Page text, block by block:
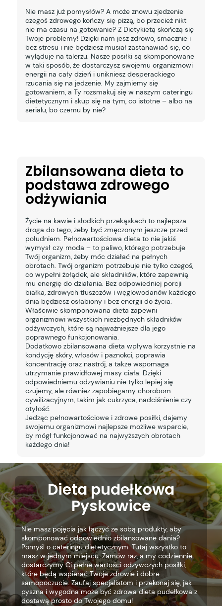
Nie masz już pomysłów? A może znowu zjedzenie
czegoś zdrowego kończy się pizzą, bo przecież nikt
nie ma czasu na gotowanie? Z Dietykietą skończą się
Twoje problemy! Dzięki nam jesz zdrowo, smacznie i
bez stresu i nie będziesz musiał zastanawiać się, co
wyląduje na talerzu. Nasze posiłki są skomponowane
w taki sposób, że dostarczysz swojemu organizmowi
energii na cały dzień i unikniesz desperackiego
rzucania się na jedzenie. My zajmiemy się
gotowaniem, a Ty rozsmakuj się w naszym cateringu
dietetycznym i skup się na tym, co istotne – albo na
serialu, bo czemu by nie?
Zbilansowana dieta to
podstawa zdrowego
odżywiania
Życie na kawie i słodkich przekąskach to najlepsza
droga do tego, żeby być zmęczonym jeszcze przed
południem. Pełnowartościowa dieta to nie jakiś
wymysł czy moda – to paliwo, którego potrzebuje
Twój organizm, żeby móc działać na pełnych
obrotach. Twój organizm potrzebuje nie tylko czegoś,
co wypełni żołądek, ale składników, które zapewnią
mu energię do działania. Bez odpowiedniej porcji
białka, zdrowych tłuszczów i węglowodanów każdego
dnia będziesz osłabiony i bez energii do życia.
Właściwie skomponowana dieta zapewni
organizmowi wszystkich niezbędnych składników
odżywczych, które są najważniejsze dla jego
poprawnego funkcjonowania.
Dodatkowo zbilansowana dieta wpływa korzystnie na
kondycję skóry, włosów i paznokci, poprawia
koncentrację oraz nastrój, a także wspomaga
utrzymanie prawidłowej masy ciała. Dzięki
odpowiedniemu odżywianiu nie tylko lepiej się
czujemy, ale również zapobiegamy chorobom
cywilizacyjnym, takim jak cukrzyca, nadciśnienie czy
otyłość.
Jedząc pełnowartościowe i zdrowe posiłki, dajemy
swojemu organizmowi najlepsze możliwe wsparcie,
by mógł funkcjonować na najwyższych obrotach
każdego dnia!
Dieta pudełkowa
Pyskowice
Nie masz pojęcia jak łączyć ze sobą produkty, aby
skomponować odpowiednio zbilansowane dania?
Pomyśl o cateringu dietetycznym. Tutaj wszystko to
masz w jednym miejscu. Zamów raz, a my codziennie
dostarczymy Ci pełne wartości odżywczych posiłki,
które będą wspierać Twoje zdrowie i dobre
samopoczucie. Zaufaj specjalistom i przekonaj się, jak
pyszna i wygodna może być zdrowa dieta pudełkowa z
dostawą prosto do Twojego domu!